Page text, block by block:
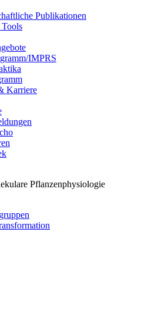
Publikationen
IMPRS
Karriere
Pflanzenphysiologie